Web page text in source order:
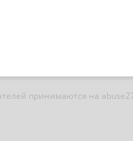
принимаются на